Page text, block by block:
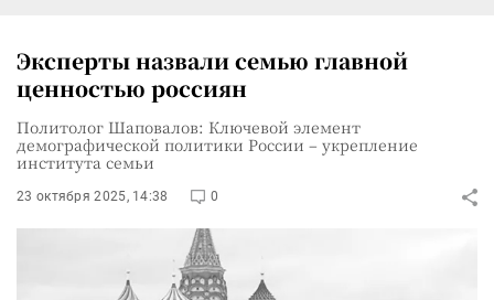
Эксперты назвали семью главной
ценностью россиян
Политолог Шаповалов: Ключевой элемент
демографической политики России – укрепление
института семьи
23 октября 2025, 14:38 0